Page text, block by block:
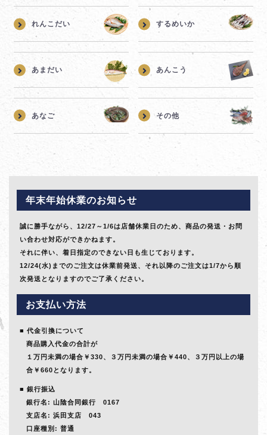
れんこだい するめいか
あまだい あんこう
あなご その他
年末年始休業のお知らせ
誠に勝手ながら、12/27～1/6は店舗休業日のため、商品の発送・お問
い合わせ対応ができかねます。
それに伴い、着日指定のできない日も生じております。
12/24(水)までのご注文は休業前発送、それ以降のご注文は1/7から順
次発送となりますのでご了承ください。
お支払い方法
代金引換について
商品購入代金の合計が
１万円未満の場合￥330、３万円未満の場合￥440、３万円以上の場
合￥660となります。
銀行振込
銀行名: 山陰合同銀行 0167
支店名: 浜田支店 043
口座種別: 普通